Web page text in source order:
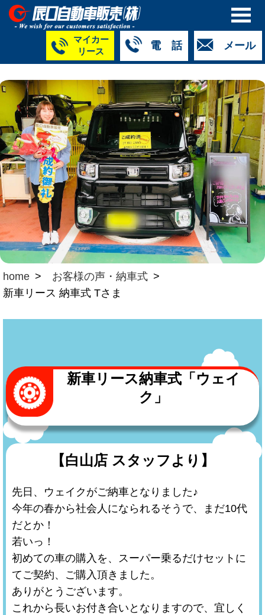
メール
電 話
050-5264-
4427
カーリース）
050-5268-
8009
076-233-
2318
076-255-
0024
0776-33-
2424
050-5264-
4430
マイカー
リース
home
お客様の声・納車式
新車リース 納車式 Tさま
新車リース納車式「ウェイ
ク」
【白山店 スタッフより】
先日、ウェイクがご納車となりました♪
今年の春から社会人になられるそうで、まだ10代
だとか！
若いっ！
初めての車の購入を、スーパー乗るだけセットに
てご契約、ご購入頂きました。
ありがとうございます。
これから長いお付き合いとなりますので、宜しく